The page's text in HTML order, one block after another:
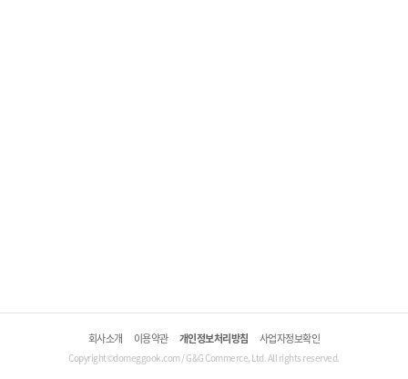
회사소개 이용약관 개인정보처리방침 사업자정보확인
Copyright©domeggook.com / G&G Commerce, Ltd. All rights reserved.